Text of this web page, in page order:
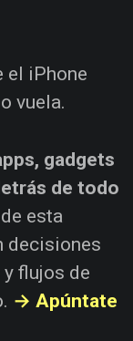
el iPhone
vuela.
gadgets
de todo
esta
decisiones
flujos de
→ Apúntate